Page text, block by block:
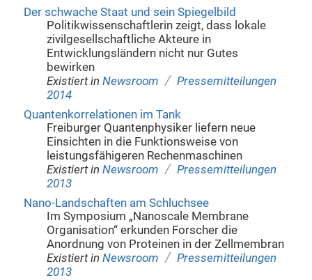
Der schwache Staat und sein Spiegelbild
Politikwissenschaftlerin zeigt, dass lokale
zivilgesellschaftliche Akteure in
Entwicklungsländern nicht nur Gutes
bewirken
Existiert in Newsroom / Pressemitteilungen
2014
Quantenkorrelationen im Tank
Freiburger Quantenphysiker liefern neue
Einsichten in die Funktionsweise von
leistungsfähigeren Rechenmaschinen
Existiert in Newsroom / Pressemitteilungen
2013
Nano-Landschaften am Schluchsee
Im Symposium „Nanoscale Membrane
Organisation“ erkunden Forscher die
Anordnung von Proteinen in der Zellmembran
Existiert in Newsroom / Pressemitteilungen
2013